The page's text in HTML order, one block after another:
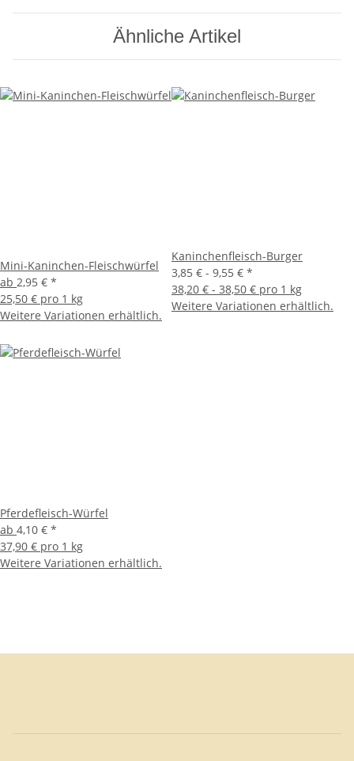
Ähnliche Artikel
Mini-Kaninchen-Fleischwürfel
ab 2,95 € *
25,50 € pro 1 kg
Weitere Variationen erhältlich.
Kaninchenfleisch-Burger
3,85 € - 9,55 € *
38,20 € - 38,50 € pro 1 kg
Weitere Variationen erhältlich.
Pferdefleisch-Würfel
ab 4,10 € *
37,90 € pro 1 kg
Weitere Variationen erhältlich.